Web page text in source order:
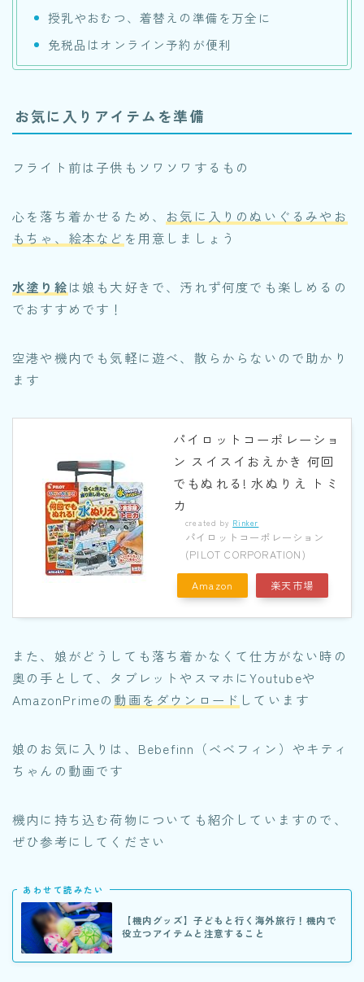
授乳やおむつ、着替えの準備を万全に
免税品はオンライン予約が便利
お気に入りアイテムを準備
フライト前は子供もソワソワするもの
心を落ち着かせるため、 お気に入りのぬいぐるみやお
もちゃ、絵本など を用意しましょう
水塗り絵は娘も大好きで、汚れず何度でも楽しめるの
でおすすめです！
空港や機内でも気軽に遊べ、散らからないので助かり
ます
パイロットコーポレーショ
ン スイスイおえかき 何回
でもぬれる! 水ぬりえ トミ
カ
created by Rinker
パイロットコーポレーション
(PILOT CORPORATION)
Amazon 楽天市場
また、娘がどうしても落ち着かなくて仕方がない時の
奥の手として、タブレットやスマホにYoutubeや
AmazonPrimeの 動画をダウンロード しています
娘のお気に入りは、Bebefinn（ベベフィン）やキティ
ちゃんの動画です
機内に持ち込む荷物についても紹介していますので、
ぜひ参考にしてください
あわせて読みたい
【機内グッズ】子どもと行く海外旅行！機内で
役立つアイテムと注意すること